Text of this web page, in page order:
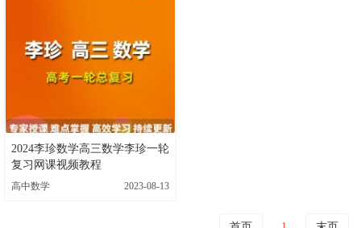
2024李珍数学高三数学李珍一轮
复习网课视频教程
高中数学 2023-08-13